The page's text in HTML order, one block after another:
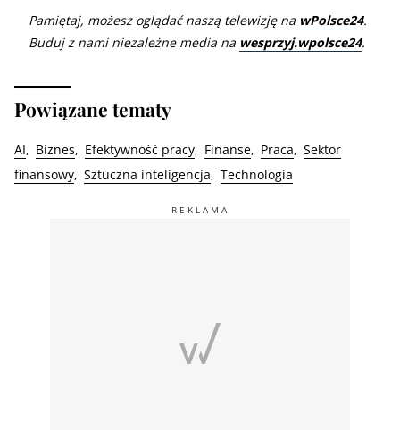
Pamiętaj, możesz oglądać naszą telewizję na wPolsce24.
Buduj z nami niezależne media na wesprzyj.wpolsce24.
Powiązane tematy
AI Biznes Efektywność pracy Finanse Praca
Sektor
finansowy Sztuczna inteligencja Technologia